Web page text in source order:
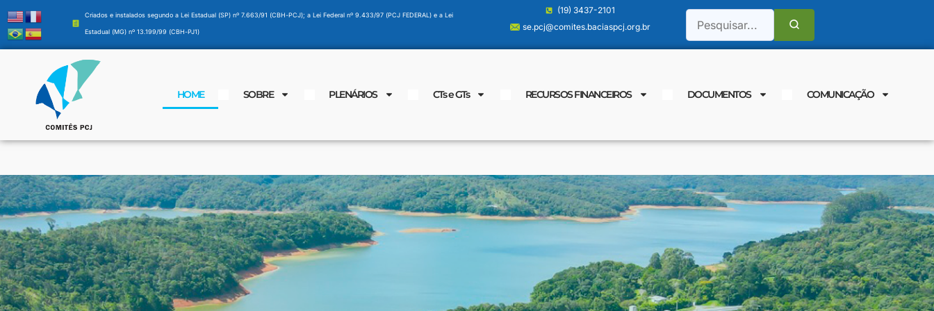
Criados e instalados segundo a Lei Estadual (SP) nº 7.663/91 (CBH-PCJ); a Lei Federal nº 9.433/97 (PCJ FEDERAL) e a Lei
Estadual (MG) nº 13.199/99 (CBH-PJ1)
(19) 3437-2101
se.pcj@comites.baciaspcj.org.br
HOME SOBRE PLENÁRIOS CTs e GTs RECURSOS FINANCEIROS DOCUMENTOS COMUNICAÇÃO